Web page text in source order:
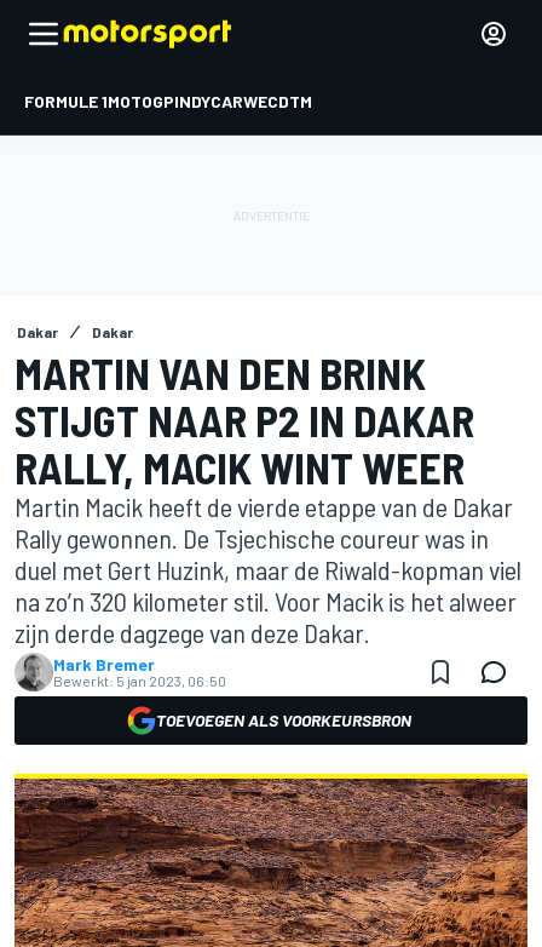
FORMULE 1MOTOGPINDYCARWECDTM
Dakar Dakar
MARTIN VAN DEN BRINK
STIJGT NAAR P2 IN DAKAR
RALLY, MACIK WINT WEER
Martin Macik heeft de vierde etappe van de Dakar
Rally gewonnen. De Tsjechische coureur was in
duel met Gert Huzink, maar de Riwald-kopman viel
na zo’n 320 kilometer stil. Voor Macik is het alweer
zijn derde dagzege van deze Dakar.
Mark Bremer
Bewerkt: 5 jan 2023, 06:50
TOEVOEGEN ALS VOORKEURSBRON